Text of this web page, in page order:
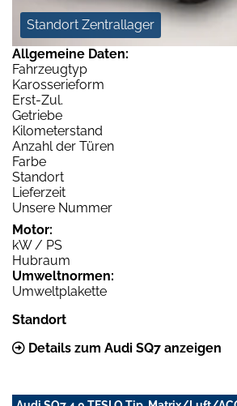
Standort Zentrallager
Allgemeine Daten:
Fahrzeugtyp
Karosserieform
Erst-Zul.
Getriebe
Kilometerstand
Anzahl der Türen
Farbe
Standort
Lieferzeit
Unsere Nummer
Motor:
kW / PS
Hubraum
Umweltnormen:
Umweltplakette
Standort
Details zum Audi SQ7 anzeigen